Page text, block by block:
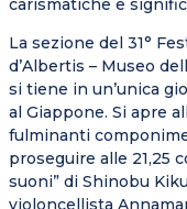
carismatiche e
La sezione del 31°
d’Albertis – Museo
si tiene in un’unica
al Giappone. Si apre
fulminanti
proseguire alle 21,25
suoni” di Shinobu
violoncellista